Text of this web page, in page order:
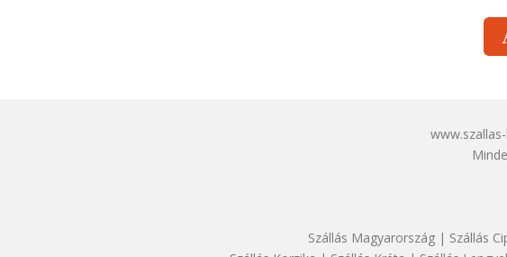
Szállás Magyarország| Szállás